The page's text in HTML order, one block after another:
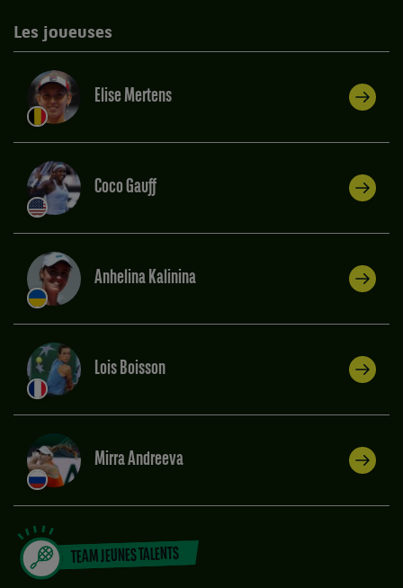
Les joueuses
Elise Mertens
Coco Gauff
Anhelina Kalinina
Lois Boisson
Mirra Andreeva
TEAM JEUNES TALENTS